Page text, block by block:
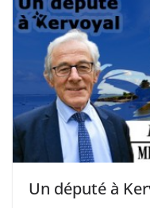
Un député à